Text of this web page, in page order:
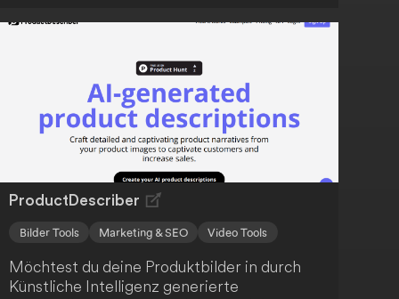
genau das Richtige für dich! Das
Shop für technologische Lösungen, die
sowohl für Start-ups als auch etablierte
Firmen relevant sind. Mit der transparenten
und zugänglichen Preisgestaltung können
Kunden von den vielfältigen Möglichkeiten
ProductDescriber
Bilder Tools Marketing & SEO Video Tools
Möchtest du deine Produktbilder in durch
Künstliche Intelligenz generierte